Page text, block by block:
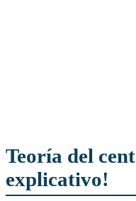
Teoría del
explicativo!